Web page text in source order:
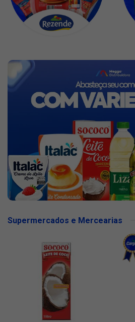
Supermercados e Mercearias